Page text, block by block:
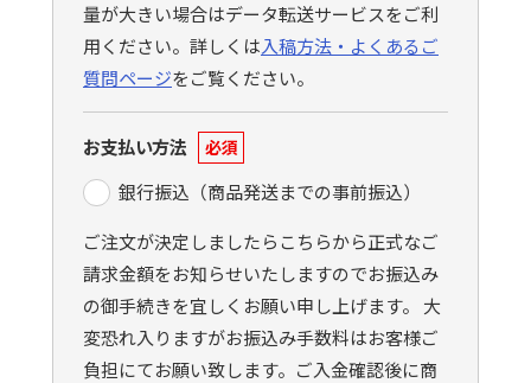
量が大きい場合はデータ転送サービスをご利
用ください。詳しくは入稿方法・よくあるご
質問ページをご覧ください。
お支払い方法 必須
銀行振込（商品発送までの事前振込）
ご注文が決定しましたらこちらから正式なご
請求金額をお知らせいたしますのでお振込み
の御手続きを宜しくお願い申し上げます。 大
変恐れ入りますがお振込み手数料はお客様ご
負担にてお願い致します。ご入金確認後に商